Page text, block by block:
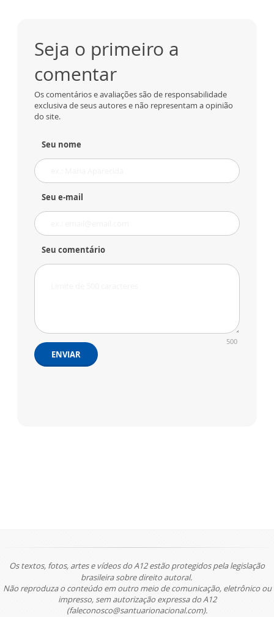
Seja o primeiro a
comentar
Os comentários e avaliações são de responsabilidade
exclusiva de seus autores e não representam a opinião
do site.
Seu nome
Seu e-mail
Seu comentário
500
ENVIAR
Os textos, fotos, artes e vídeos do A12 estão protegidos pela legislação
brasileira sobre direito autoral.
Não reproduza o conteúdo em outro meio de comunicação, eletrônico ou
impresso, sem autorização expressa do A12
(faleconosco@santuarionacional.com).